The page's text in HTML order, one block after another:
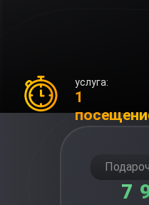
услуга:
1
7